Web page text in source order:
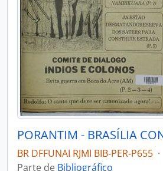
BR DFFUNAI RJMI BIB-PER-P655 ·
Parte de Bibliográfico